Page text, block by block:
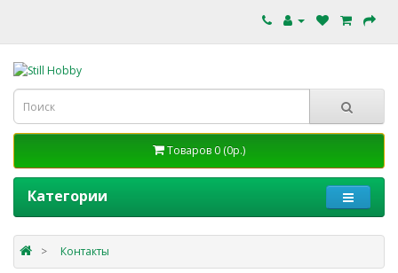
Товаров 0 (0р.)
Категории
Контакты